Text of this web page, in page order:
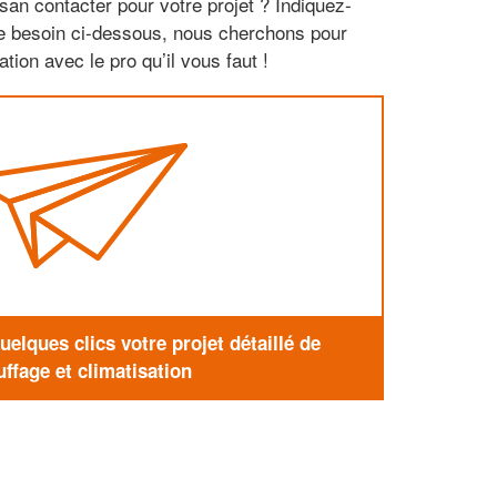
besoin ci-dessous, nous cherchons pour
avec le pro qu’il vous faut !
clics votre projet détaillé de
et climatisation